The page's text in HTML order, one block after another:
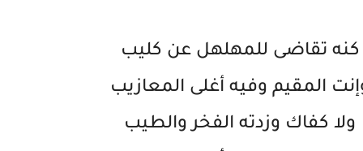
كنه تقاضى للمهلهل عن كليب
المقيم وفيه أغلى المعازيب
ولا كفاك وزدته الفخر والطيب